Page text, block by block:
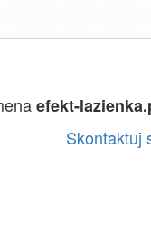
efekt-
Skontaktuj